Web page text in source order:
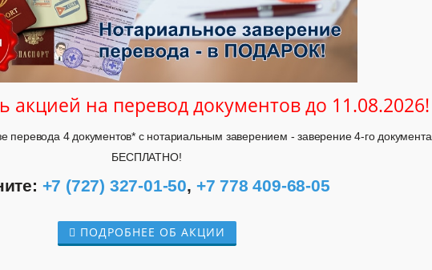
акцией на перевод документов до 11.08.2026!
перевода 4 документов* с нотариальным заверением - заверение 4-го документа
БЕСПЛАТНО!
+7 (727) 327-01-50, +7 778 409-68-05
ПОДРОБНЕЕ ОБ АКЦИИ